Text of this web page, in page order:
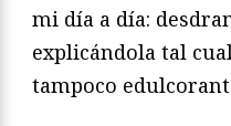
mi día a día:
explicándola tal
tampoco